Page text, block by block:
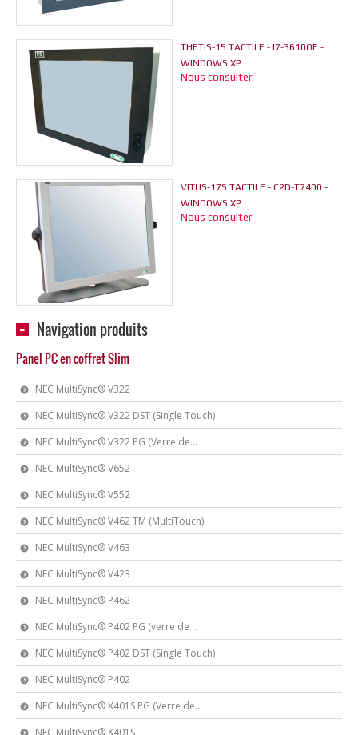
THETIS-15 TACTILE - I7-3610QE -
WINDOWS XP
Nous consulter
VITUS-17S TACTILE - C2D-T7400 -
WINDOWS XP
Nous consulter
Navigation produits
Panel PC en coffret Slim
NEC MultiSync® V322
NEC MultiSync® V322 DST (Single Touch)
NEC MultiSync® V322 PG (Verre de...
NEC MultiSync® V652
NEC MultiSync® V552
NEC MultiSync® V462 TM (MultiTouch)
NEC MultiSync® V463
NEC MultiSync® V423
NEC MultiSync® P462
NEC MultiSync® P402 PG (verre de...
NEC MultiSync® P402 DST (Single Touch)
NEC MultiSync® P402
NEC MultiSync® X401S PG (Verre de...
NEC MultiSync® X401S